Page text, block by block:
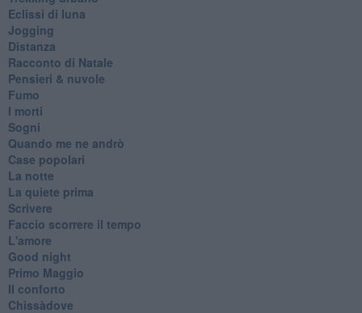
Eclissi di luna
Jogging
Distanza
Racconto di Natale
Pensieri & nuvole
Fumo
I morti
Sogni
Quando me ne andrò
Case popolari
La notte
La quiete prima
Scrivere
Faccio scorrere il tempo
L'amore
Good night
Primo Maggio
Il conforto
Chissàdove